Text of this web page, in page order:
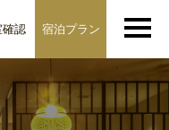
確認 宿泊プラン